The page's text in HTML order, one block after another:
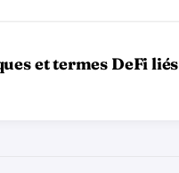
et termes DeFi liés